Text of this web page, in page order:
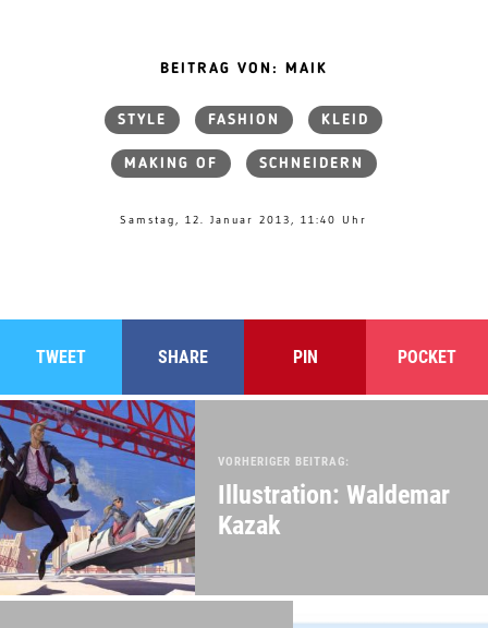
BEITRAG VON: MAIK
STYLE FASHION KLEID
MAKING OF SCHNEIDERN
Samstag, 12. Januar 2013, 11:40 Uhr
TWEET SHARE PIN POCKET
VORHERIGER BEITRAG:
Illustration: Waldemar
Kazak